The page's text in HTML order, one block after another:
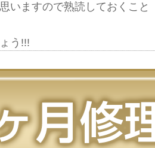
いますので熟読しておくこと
う!!!